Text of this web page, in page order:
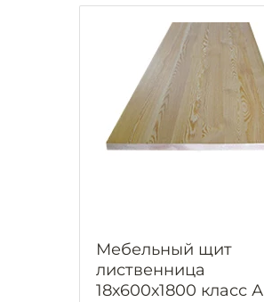
Мебельный щит
лиственница
18х600х1800 класс А